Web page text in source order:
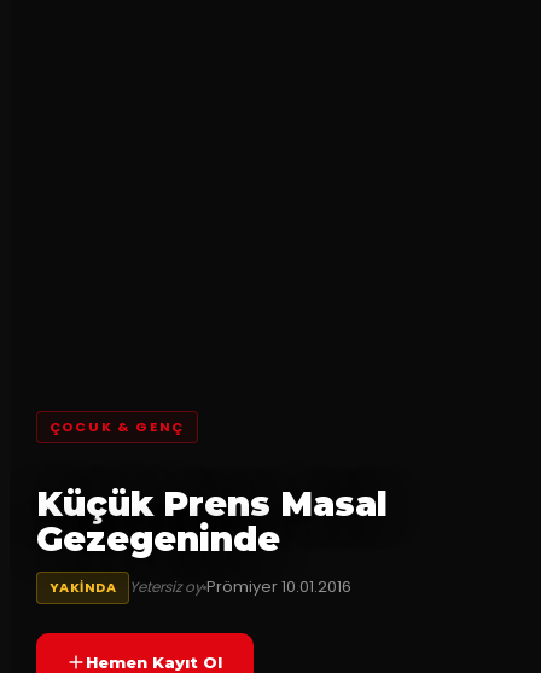
ÇOCUK & GENÇ
Küçük Prens Masal
Gezegeninde
YAKINDA Yetersiz oyPrömiyer10.01.2016
Hemen Kayıt Ol